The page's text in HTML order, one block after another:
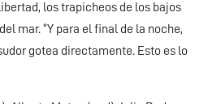
los trapicheos de los bajos
mar. “Y para el final de la noche,
gotea directamente. Esto es lo